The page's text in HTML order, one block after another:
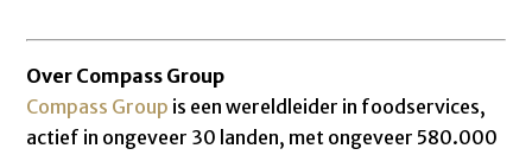
Over Compass Group
Compass Group is een wereldleider in foodservices,
actief in ongeveer 30 landen, met ongeveer 580.000